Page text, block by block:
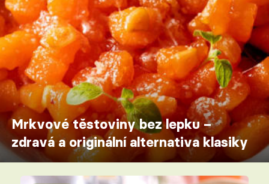
Mrkvové těstoviny bez lepku –
zdravá a originální alternativa klasiky